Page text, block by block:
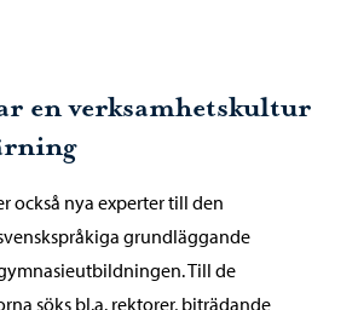
en verksamhetskultur
också nya experter till den
grundläggande
Till de
söks bl.a. rektorer, biträdande